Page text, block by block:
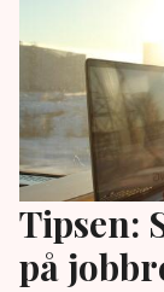
Tipsen:
på